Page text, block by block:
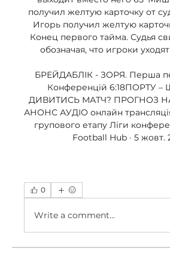
получил желтую карточку от
Игорь получил желтую
Конец первого тайма. Судья
обозначая, что игроки
БРЕЙДАБЛІК - ЗОРЯ. Перша
Конференцій 6:18ПОРТУ –
ДИВИТИСЬ МАТЧ? ПРОГНОЗ
АНОНС АУДІО онлайн
групового етапу Ліги
Football Hub · 5 жовт.
0
Write a comment...